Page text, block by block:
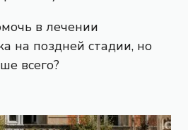
в лечении
на поздней стадии, но
всего?